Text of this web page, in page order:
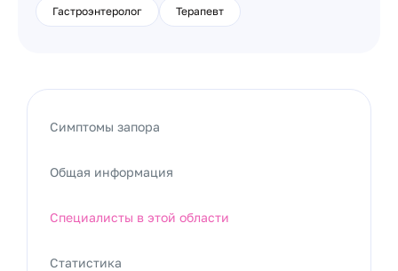
Гастроэнтеролог Терапевт
Симптомы запора
Общая информация
Специалисты в этой области
Статистика